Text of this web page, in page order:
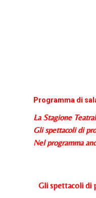
Programma di
La Stagione
Gli spettacoli di
Nel programma
Gli spettacoli di